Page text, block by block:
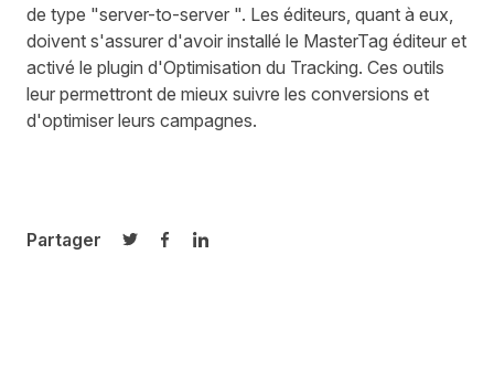
de type "server-to-server ". Les éditeurs, quant à eux,
doivent s'assurer d'avoir installé le MasterTag éditeur et
activé le plugin d'Optimisation du Tracking. Ces outils
leur permettront de mieux suivre les conversions et
d'optimiser leurs campagnes.
Partager
Partager sur Twitter
Partager sur Facebook
Partager sur LinkedIn